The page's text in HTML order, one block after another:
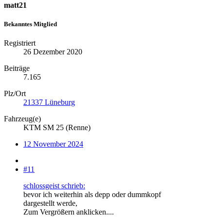
matt21
Bekanntes Mitglied
Registriert
26 Dezember 2020
Beiträge
7.165
Plz/Ort
21337 Lüneburg
Fahrzeug(e)
KTM SM 25 (Renne)
12 November 2024
#11
schlossgeist schrieb:
bevor ich weiterhin als depp oder dummkopf
dargestellt werde,
Zum Vergrößern anklicken....